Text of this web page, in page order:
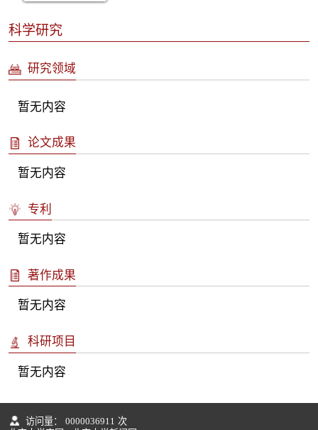
科学研究
研究领域
暂无内容
论文成果
暂无内容
专利
暂无内容
著作成果
暂无内容
科研项目
暂无内容
访问量： 0000036911 次